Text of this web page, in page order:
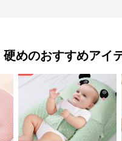
硬めのおすすめアイ